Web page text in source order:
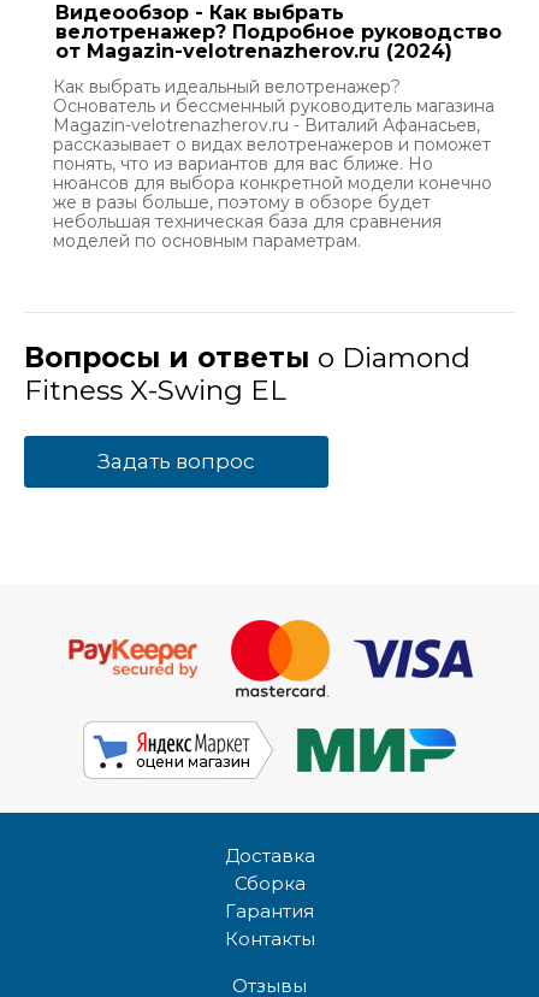
Видеообзор - Как выбрать
велотренажер? Подробное руководство
от Magazin-velotrenazherov.ru (2024)
Как выбрать идеальный велотренажер?
Основатель и бессменный руководитель магазина
Magazin-velotrenazherov.ru - Виталий Афанасьев,
рассказывает о видах велотренажеров и поможет
понять, что из вариантов для вас ближе. Но
нюансов для выбора конкретной модели конечно
же в разы больше, поэтому в обзоре будет
небольшая техническая база для сравнения
моделей по основным параметрам.
Вопросы и ответы о Diamond
Fitness X-Swing EL
Задать вопрос
Доставка
Сборка
Гарантия
Контакты
Отзывы